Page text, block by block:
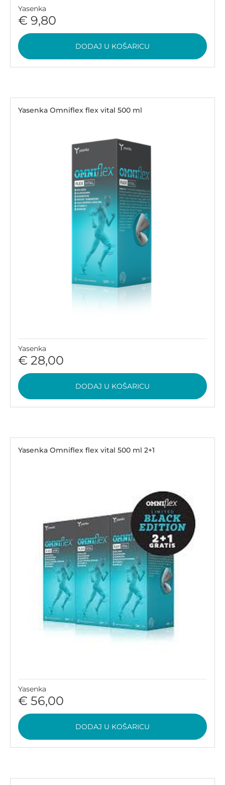
Yasenka
€ 9,80
DODAJ U KOŠARICU
Yasenka Omniflex flex vital 500 ml
Yasenka
€ 28,00
DODAJ U KOŠARICU
Yasenka Omniflex flex vital 500 ml 2+1
Yasenka
€ 56,00
DODAJ U KOŠARICU